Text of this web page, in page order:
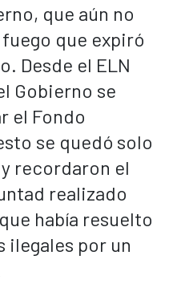
que aún no
que expiró
Desde el ELN
Gobierno se
el Fondo
se quedó solo
recordaron el
realizado
había resuelto
ilegales por un